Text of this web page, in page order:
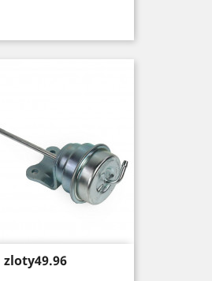
Price
zloty49.96